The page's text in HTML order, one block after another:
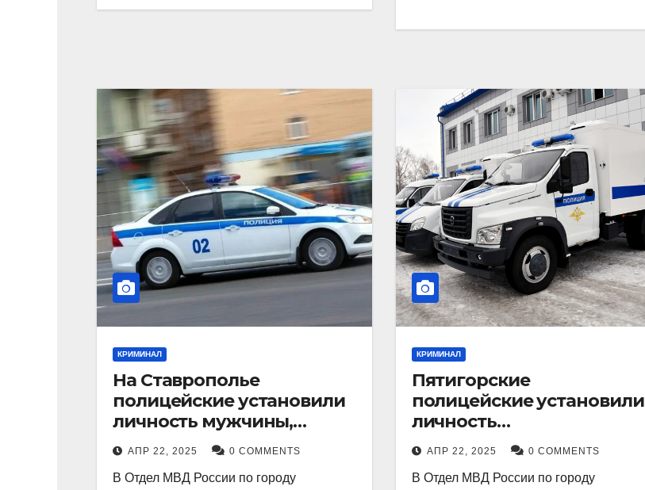
КРИМИНАЛ
На Ставрополье
полицейские установили
личность мужчины,
причастного к кражам
имущества из квартир в
Пятигорске
АПР 22, 2025 0 COMMENTS
В Отдел МВД России по городу
КРИМИНАЛ
Пятигорские
полицейские установили
личность
злоумышленника,
причинившего телесные
повреждения местному
АПР 22, 2025 0 COMMENTS
В Отдел МВД России по городу